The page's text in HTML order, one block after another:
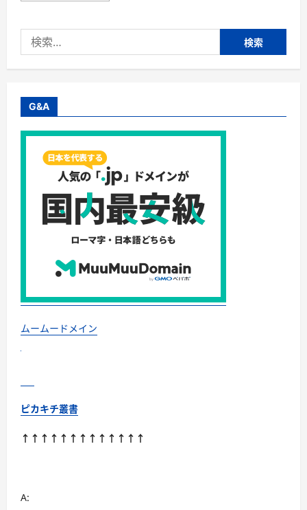
し
ー
や】
ク
ラ・
地
株
式
会
社・
食
材
宅
サ
ー
ス
申
に
つ
索:
G&A
ムームードメイン
ピカキチ叢書
↑↑↑↑↑↑↑↑↑↑↑↑↑
A: